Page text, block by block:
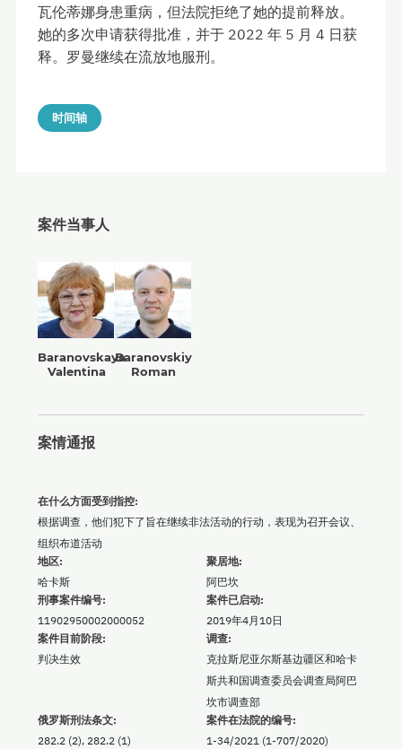
瓦伦蒂娜身患重病，但法院拒绝了她的提前释放。
她的多次申请获得批准，并于 2022 年 5 月 4 日获
释。罗曼继续在流放地服刑。
时间轴
案件当事人
Baranovskaya
Valentina
Baranovskiy
Roman
案情通报
地区:
哈卡斯
聚居地:
阿巴坎
在什么方面受到指控:
根据调查，他们犯下了旨在继续非法活动的行动，表现为召开会议、
组织布道活动
刑事案件编号:
11902950002000052
案件已启动:
2019年4月10日
案件目前阶段:
判决生效
调查:
克拉斯尼亚尔斯基边疆区和哈卡
斯共和国调查委员会调查局阿巴
坎市调查部
俄罗斯刑法条文:
282.2 (2), 282.2 (1)
案件在法院的编号:
1-34/2021 (1-707/2020)